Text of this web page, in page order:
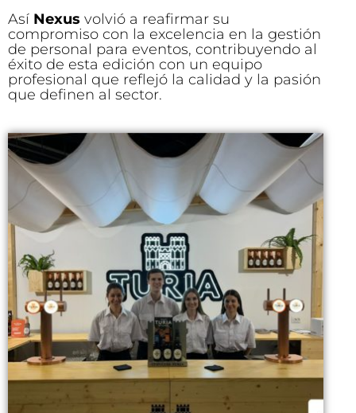
Así Nexus volvió a reafirmar su
compromiso con la excelencia en la gestión
de personal para eventos, contribuyendo al
éxito de esta edición con un equipo
profesional que reflejó la calidad y la pasión
que definen al sector.